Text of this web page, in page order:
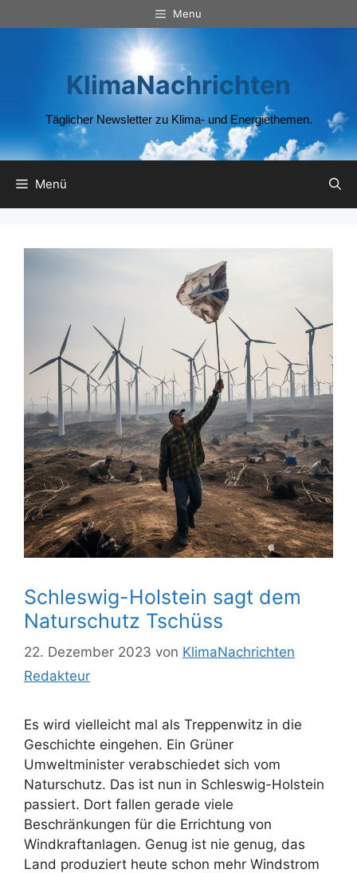
Inhalt
Menu
KlimaNachrichten
Täglicher Newsletter zu Klima- und Energiethemen.
Menü
Schleswig-Holstein sagt dem
Naturschutz Tschüss
22. Dezember 2023 von KlimaNachrichten
Redakteur
Es wird vielleicht mal als Treppenwitz in die
Geschichte eingehen. Ein Grüner
Umweltminister verabschiedet sich vom
Naturschutz. Das ist nun in Schleswig-Holstein
passiert. Dort fallen gerade viele
Beschränkungen für die Errichtung von
Windkraftanlagen. Genug ist nie genug, das
Land produziert heute schon mehr Windstrom